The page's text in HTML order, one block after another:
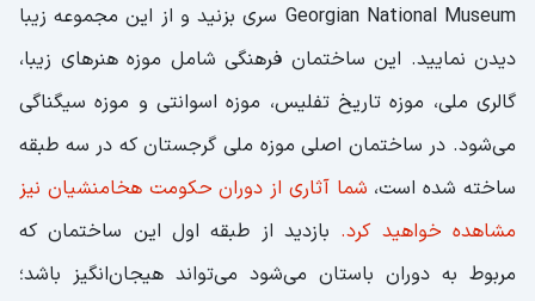
Georgian National Museum سری بزنید و از این مجموعه زیبا
دیدن نمایید. این ساختمان فرهنگی شامل موزه هنرهای زیبا،
گالری ملی، موزه تاریخ تفلیس، موزه اسوانتی و موزه سیگناگی
می‌شود. در ساختمان اصلی موزه ملی گرجستان که در سه طبقه
ساخته شده است، شما آثاری از دوران حکومت هخامنشیان نیز
مشاهده خواهید کرد. بازدید از طبقه اول این ساختمان که
مربوط به دوران باستان می‌شود می‌تواند هیجان‌انگیز باشد؛